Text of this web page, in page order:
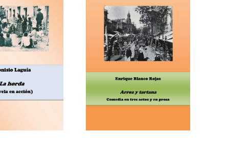
(comedia en tres